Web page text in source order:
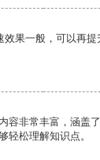
效果一般，可以再
容非常丰富，涵盖
轻松理解知识点。